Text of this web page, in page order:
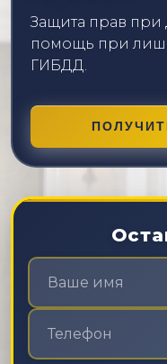
Защита прав при
помощь при
ГИБДД.